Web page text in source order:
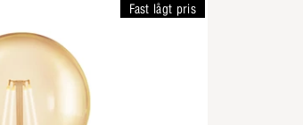
Fast lågt pris